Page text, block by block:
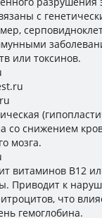
с
или токсинов.
со снижением
мозга.
витаминов B12
Приводит к
что
гемоглобина.